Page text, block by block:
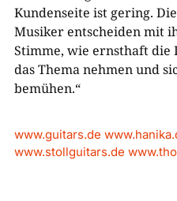
Kundenseite ist gering.
Musiker entscheiden mit
Stimme, wie ernsthaft
das Thema nehmen und
bemühen.“
www.guitars.de
www.stollguitars.de